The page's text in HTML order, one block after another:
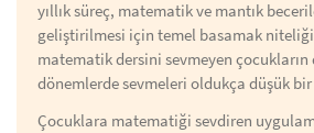
yıllık süreç, matematik ve mantık
geliştirilmesi için temel basamak
matematik dersini sevmeyen çocukların
dönemlerde sevmeleri oldukça düşük
Çocuklara matematiği sevdiren